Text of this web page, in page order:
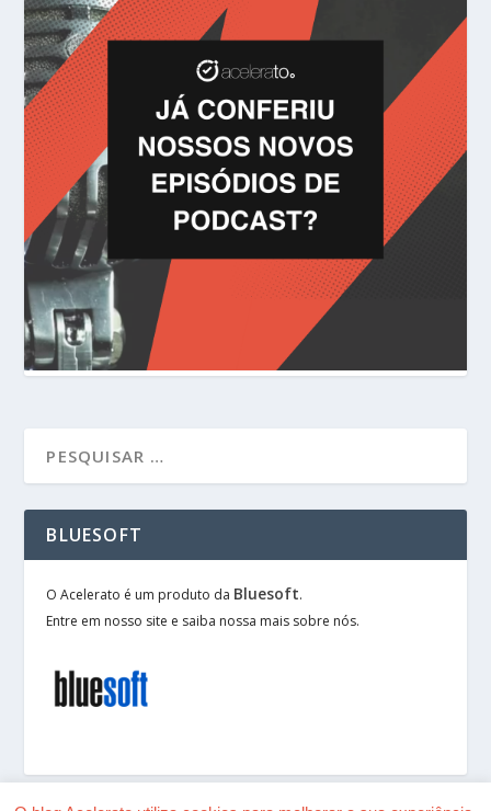
BLUESOFT
O Acelerato é um produto da Bluesoft.
Entre em nosso site e saiba nossa mais sobre nós.